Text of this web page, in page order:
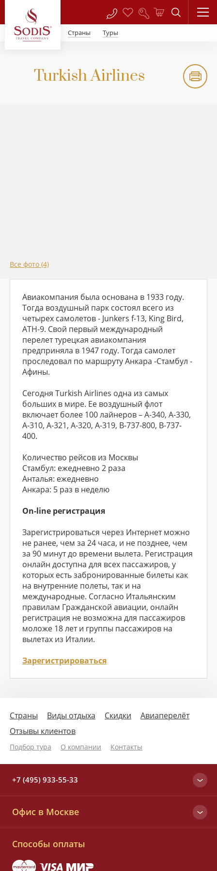
Страны Туры
Turkish Airlines
Все фото (4)
Авиакомпания была основана в 1933 году.
Тогда воздушный парк состоял всего из
четырех самолетов - Junkers f-13, King Bird,
ATH-9. Свой первый международный
перелет турецкая авиакомпания
предприняла в 1947 году. Тогда самолет
проследовал по маршруту Анкара -Стамбул -
Афины.
Сегодня Turkish Airlines одна из самых
больших в мире. Ее воздушный флот
включает более 100 лайнеров – A-340, A-330,
A-310, A-321, A-320, A-319, B-737-800, B-737-
400.
Количество рейсов из Москвы
Стамбул: ежедневно 2 раза
Анталья: ежедневно
Анкара: 5 раз в неделю
On-line регистрация
Зарегистрироваться через Интернет можно
не ранее, чем за 24 часа, и не позднее, чем
за 90 минут до времени вылета. Регистрация
онлайн доступна для всех пассажиров, у
которых есть забронированные билеты как
на внутренние полеты, так и на
международные. Согласно Итальянским
правилам Гражданской авиации, онлайн
регистрация не возможна для пассажиров
моложе 18 лет и группы пассажиров на
вылетах из Италии.
Зарегистрироваться
Страны Виды отдыха Скидки
Авиаперелёт
Отзывы клиентов
Подбор тура О компании Контакты
+7 (495) 933-55-33
+7 (495) 933-55-33
8 (800) 700-25-33
Офис в Москве
Способы оплаты